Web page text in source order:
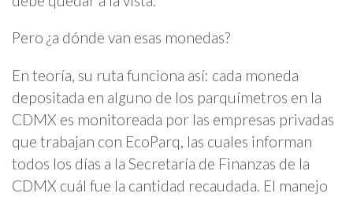
Pero ¿a dónde van esas monedas?
En teoría, su ruta funciona así: cada moneda
depositada en alguno de los parquímetros en la
CDMX es monitoreada por las empresas privadas
que trabajan con EcoParq, las cuales informan
todos los días a la Secretaría de Finanzas de la
CDMX cuál fue la cantidad recaudada. El manejo